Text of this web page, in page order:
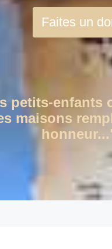
Faites un
petits-
maisons